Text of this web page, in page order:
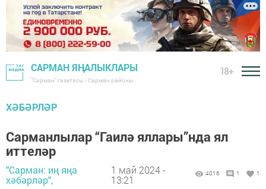
САРМАН ЯҢАЛЫКЛАРЫ
"Сарман" газетасы - Сарман районы
18+
ХӘБӘРЛӘР
Сарманлылар “Гаилә яллары”нда ял
иттеләр
"Сарман: иң яңа
хәбәрләр",
1 май 2024 -
13:21
4016 1 1